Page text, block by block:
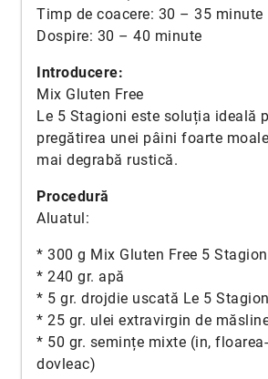
Timp de coacere: 30 – 35 minute
Dospire: 30 – 40 minute
Introducere:
Mix Gluten Free
Le 5 Stagioni este soluția ideală
pregătirea unei pâini foarte
mai degrabă rustică.
Procedură
Aluatul:
* 300 g Mix Gluten Free 5
* 240 gr. apă
* 5 gr. drojdie uscată Le 5
* 25 gr. ulei extravirgin de
* 50 gr. semințe mixte (in,
dovleac)